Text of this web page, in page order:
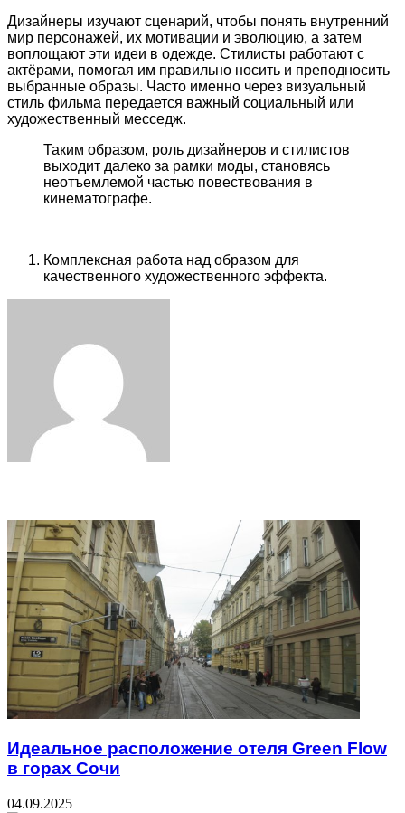
Дизайнеры изучают сценарий, чтобы понять внутренний
мир персонажей, их мотивации и эволюцию, а затем
воплощают эти идеи в одежде. Стилисты работают с
актёрами, помогая им правильно носить и преподносить
выбранные образы. Часто именно через визуальный
стиль фильма передается важный социальный или
художественный месседж.
Таким образом, роль дизайнеров и стилистов
выходит далеко за рамки моды, становясь
неотъемлемой частью повествования в
кинематографе.
Комплексная работа над образом для
качественного художественного эффекта.
Идеальное расположение отеля Green Flow
в горах Сочи
04.09.2025